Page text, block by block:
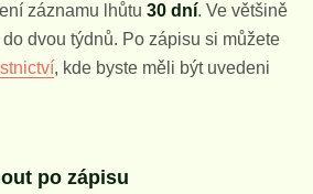
záznamu lhůtu 30 dní. Ve většině
dvou týdnů. Po zápisu si můžete
, kde byste měli být uvedeni
po zápisu